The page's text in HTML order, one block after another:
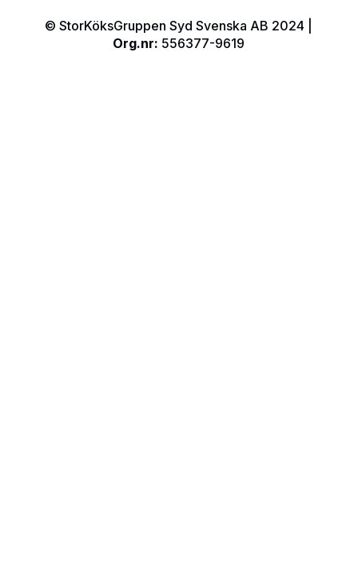
© StorKöksGruppen Syd Svenska AB 2024 |
Org.nr: 556377-9619